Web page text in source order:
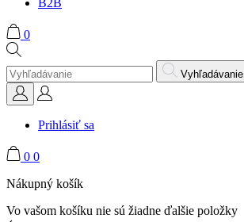
0
Vyhľadávanie
Prihlásiť sa
0 0
Nákupný košík
Vo vašom košíku nie sú žiadne ďalšie položky